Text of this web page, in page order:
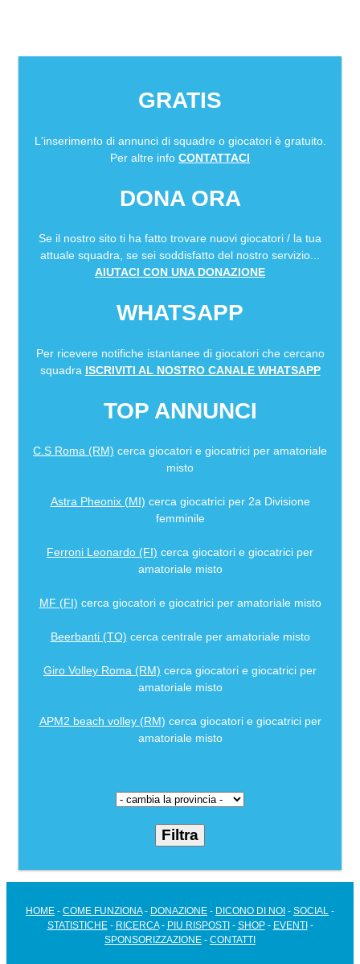
GRATIS
L'inserimento di annunci di squadre o giocatori è gratuito.
Per altre info CONTATTACI
DONA ORA
Se il nostro sito ti ha fatto trovare nuovi giocatori / la tua
attuale squadra, se sei soddisfatto del nostro servizio...
AIUTACI CON UNA DONAZIONE
WHATSAPP
Per ricevere notifiche istantanee di giocatori che cercano
squadra ISCRIVITI AL NOSTRO CANALE WHATSAPP
TOP ANNUNCI
C.S Roma (RM) cerca giocatori e giocatrici per amatoriale
misto
Astra Pheonix (MI) cerca giocatrici per 2a Divisione
femminile
Ferroni Leonardo (FI) cerca giocatori e giocatrici per
amatoriale misto
MF (FI) cerca giocatori e giocatrici per amatoriale misto
Beerbanti (TO) cerca centrale per amatoriale misto
Giro Volley Roma (RM) cerca giocatori e giocatrici per
amatoriale misto
APM2 beach volley (RM) cerca giocatori e giocatrici per
amatoriale misto
HOME - COME FUNZIONA- DONAZIONE - DICONO DI NOI - SOCIAL -
STATISTICHE- RICERCA- PIU RISPOSTI - SHOP- EVENTI -
SPONSORIZZAZIONE - CONTATTI